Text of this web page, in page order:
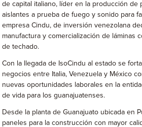
de capital italiano, líder en la producción de
aislantes a prueba de fuego y sonido para
empresa Cindu, de inversión venezolana
manufactura y comercialización de láminas
de techado.
Con la llegada de IsoCindu al estado se
negocios entre Italia, Venezuela y México
nuevas oportunidades laborales en la
de vida para los guanajuatenses.
Desde la planta de Guanajuato ubicada en
paneles para la construcción con mayor